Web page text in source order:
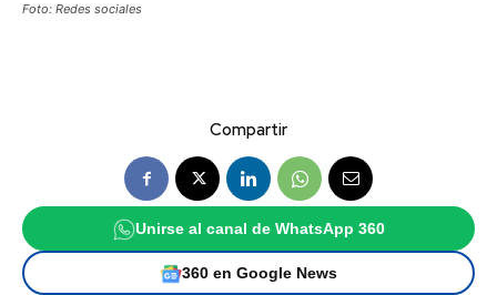
Foto: Redes sociales
Compartir
Unirse al canal de WhatsApp 360
360 en Google News